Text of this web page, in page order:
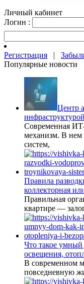
Личный кабинет
Логин :
Регистрация |
Популярные новости
Центр
Современная
механизм. В нем
систем,
Правила
коллекторная
Правильная
квартире —
Что такое умный
освещения,
В современном
повседневную